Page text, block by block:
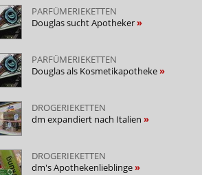
PARFÜMERIEKETTEN
Douglas sucht Apotheker
PARFÜMERIEKETTEN
Douglas als Kosmetikapotheke
DROGERIEKETTEN
dm expandiert nach Italien
DROGERIEKETTEN
dm's Apothekenlieblinge